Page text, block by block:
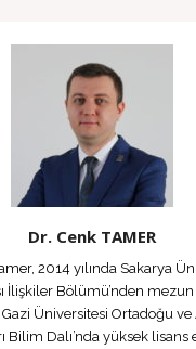
Dr. Cenk TAMER
2014 yılında Sakarya
İlişkiler Bölümü’nden
Gazi Üniversitesi Ortadoğu
Bilim Dalı’nda yüksek